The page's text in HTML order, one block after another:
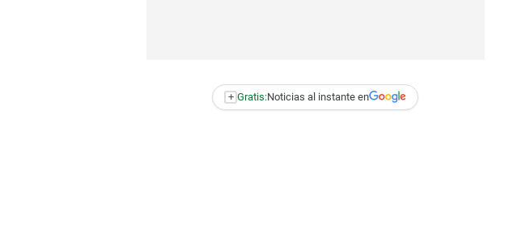
+ Gratis:Noticias al instante en